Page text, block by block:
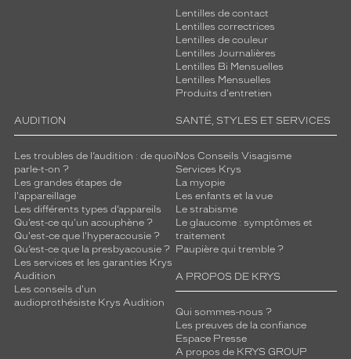
Lentilles de contact
Lentilles correctrices
Lentilles de couleur
Lentilles Journalières
Lentilles Bi Mensuelles
Lentilles Mensuelles
Produits d'entretien
AUDITION
Les troubles de l’audition : de quoi
parle-t-on ?
Les grandes étapes de
l'appareillage
Les différents types d’appareils
Qu’est-ce qu'un acouphène ?
Qu'est-ce que l'hyperacousie ?
Qu’est-ce que la presbyacousie ?
Les services et les garanties Krys
Audition
Les conseils d'un
audioprothésiste Krys Audition
SANTÉ, STYLES ET SERVICES
Nos Conseils Visagisme
Services Krys
La myopie
Les enfants et la vue
Le strabisme
Le glaucome : symptômes et
traitement
Paupière qui tremble ?
A PROPOS DE KRYS
Qui sommes-nous ?
Les preuves de la confiance
Espace Presse
A propos de KRYS GROUP